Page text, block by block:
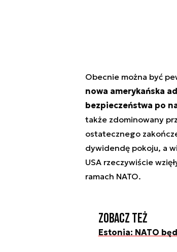
Obecnie można być
nowa amerykańska
bezpieczeństwa po
także zdominowany
ostatecznego
dywidendę pokoju, a
USA rzeczywiście
ramach NATO.
Zobacz też
Estonia: NATO